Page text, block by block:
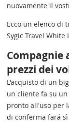
nuovamente il
Ecco un elenco di
Sygic Travel White
Compagnie
prezzi dei
L'acquisto di un
un cliente fa su
pronto all'uso per
di conferma fará